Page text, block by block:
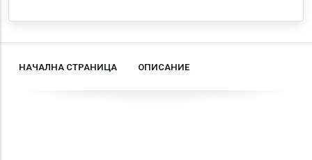
НАЧАЛНА СТРАНИЦА ОПИСАНИЕ